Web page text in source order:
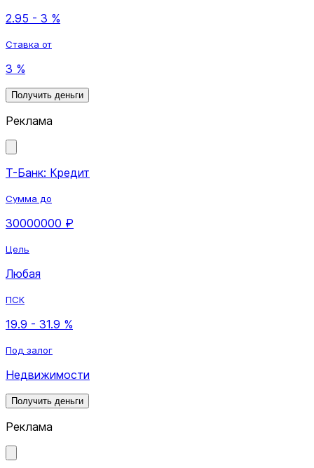
2.95 - 3 %
Ставка от
3 %
Получить деньги
Реклама
Т-Банк: Кредит
Сумма до
30000000 ₽
Цель
Любая
ПСК
19.9 - 31.9 %
Под залог
Недвижимости
Получить деньги
Реклама